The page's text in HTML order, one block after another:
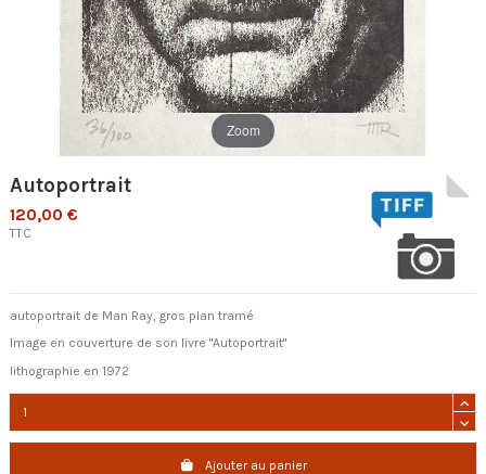
Zoom
Autoportrait
120,00 €
TTC
autoportrait de Man Ray, gros plan tramé
Image en couverture de son livre "Autoportrait"
lithographie en 1972
Ajouter au panier